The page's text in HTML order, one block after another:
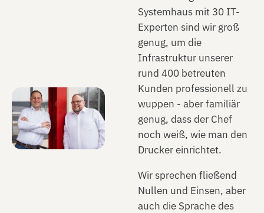
Systemhaus mit 30 IT-
Experten sind wir groß
genug, um die
Infrastruktur unserer
rund 400 betreuten
Kunden professionell zu
wuppen - aber familiär
genug, dass der Chef
noch weiß, wie man den
Drucker einrichtet.
Wir sprechen fließend
Nullen und Einsen, aber
auch die Sprache des